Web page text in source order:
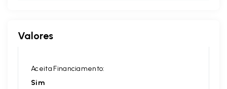
Valores
Aceita Financiamento:
Sim